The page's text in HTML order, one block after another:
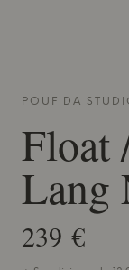
POUF DA
Float
Lang
239 €